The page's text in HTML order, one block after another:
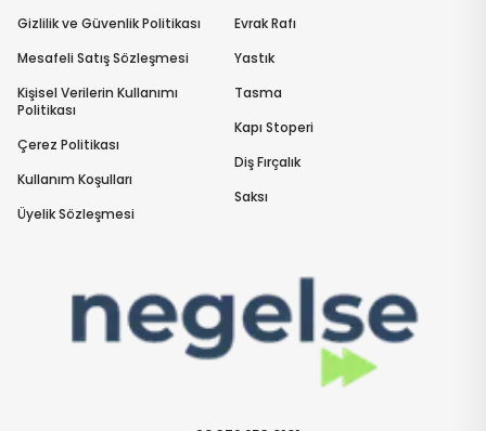
Gizlilik ve Güvenlik Politikası
Mesafeli Satış Sözleşmesi
Kişisel Verilerin Kullanımı
Politikası
Çerez Politikası
Kullanım Koşulları
Üyelik Sözleşmesi
Evrak Rafı
Yastık
Tasma
Kapı Stoperi
Diş Fırçalık
Saksı